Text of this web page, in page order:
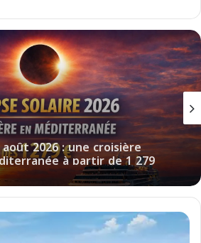
août 2026 : une croisière
à partir de 1 279